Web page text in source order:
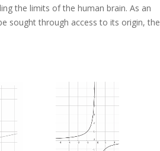
the limits of the human brain. As an
sought through access to its origin, the